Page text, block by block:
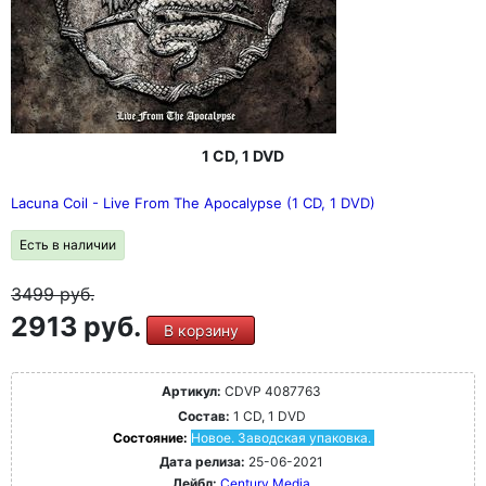
1 CD, 1 DVD
Lacuna Coil - Live From The Apocalypse (1 CD, 1 DVD)
Есть в наличии
3499руб.
2913 руб. В корзину
Артикул: CDVP 4087763
Состав: 1 CD, 1 DVD
Состояние: Новое. Заводская упаковка.
Дата релиза: 25-06-2021